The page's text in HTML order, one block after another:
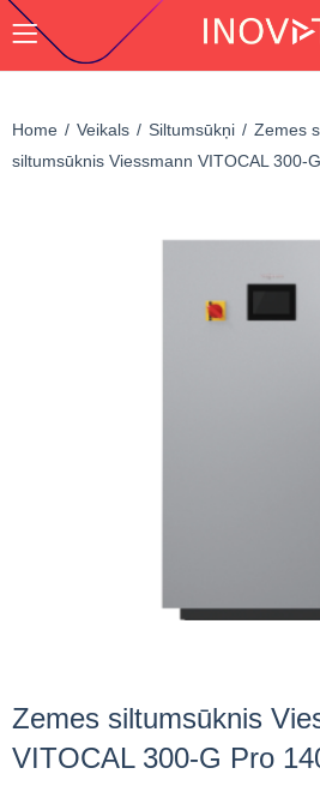
Home Veikals Siltumsūkņi Zemes
siltumsūknis Viessmann VITOCAL 300-
Zemes siltumsūknis
VITOCAL 300-G Pro